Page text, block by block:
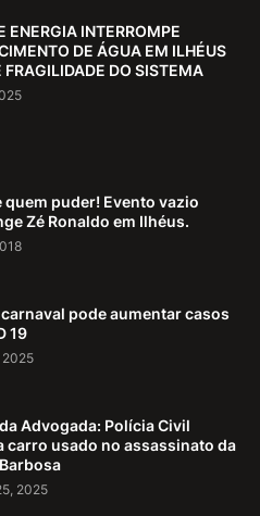
ENERGIA INTERROMPE
DE ÁGUA EM ILHÉUS
FRAGILIDADE DO SISTEMA
quem puder! Evento vazio
Zé Ronaldo em Ilhéus.
pode aumentar casos
19
2025
Advogada: Polícia Civil
carro usado no assassinato da
2025